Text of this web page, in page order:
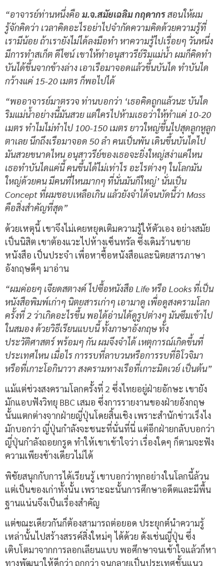
“อาจารย์ท่านหนึ่งคือ ม.จ.สมัยเฉลิม กฤดากรสอนให้ผม
รู้จักคิดว่า เวลาคิดอะไรอย่าไปจำกัดความคิดด้วยความรู้ที่
เรามีน้อย ถ้าเรายังไม่ได้ลงมือทำ หาความรู้ไปเรื่อยๆ วันหนึ่ง
มีการทำสเก็ต ดีไซน์ เขาให้ทำอนุสาวรีย์ริมแม่น้ำ ผมก็คิดทำ
บันได้ขึ้นจากข้างล่าง เอาเรือมาจอดแล้วขึ้นบันได ทำบันได
กว้างแค่ 15-20 เมตร ก็พอไปได้
“พออาจารย์มาตรวจ ท่านบอกว่า ‘เธอคิดถูกแล้วนะ บันได
ริมแม่น้ำอย่างนี้มันสวย แต่ใครไปห้ามเธอว่าให้ทำแค่ 10-20
เมตร ทำไมไม่ทำไป 100-150 เมตร ยาวใหญ่ขึ้นไปสุดลูกหูลูก
ตาเลย นึกถึงเรือมาจอด 50 ลำ คนเป็นพัน เดินขึ้นบันไดไป
มันสวยขนาดไหน อนุสาวรีย์ของเธอจะยิ่งใหญ่สง่าแค่ไหน
เธอทำบันไดแค่นี้ คนขึ้นได้ไม่เท่าไร อะไรต่างๆ ในโลกมัน
ใหญ่ด้วยคน มีคนที่ไหนมากๆ ที่นั่นมันก็ใหญ่’ นั่นเป็น
Concept ที่ผมชอบเหลือเกิน แล้วยังจำได้จนบัดนี้ว่า Mass
คือสิ่งสำคัญที่สุด”
ด้วยเหตุนี้ เขาจึงไม่เคยหยุดเติมความรู้ให้ตัวเอง อย่างสมัย
เป็นนิสิต เขาต้องแวะไปห้างเซ็นทรัล ซึ่งเดิมร้านขาย
หนังสือ เป็นประจำ เพื่อหาซื้อหนังสือและนิตยสารภาษา
อังกฤษดีๆ มาอ่าน
“ผมค่อยๆ เจียดสตางค์ ไปซื้อหนังสือ Life หรือ Looks ที่เป็น
หนังสือพิมพ์เก่าๆ นิตยสารเก่าๆ เอามาดู เพื่อดูสงครามโลก
ครั้งที่ 2 ว่าเกิดอะไรขึ้น พอได้อ่านได้ดูรูปต่างๆ มันซึมเข้าไป
ในสมอง ด้วยวิธีเรียนแบบนี้ ทั้งภาษาอังกฤษ ทั้ง
ประวัติศาสตร์ พร้อมๆ กัน ผมจึงจำได้ เหตุการณ์เกิดขึ้นที่
ประเทศไหน เมื่อไร การรบที่ลาบวนหรือการรบที่อิโวจิมา
หรือที่เกาะโอกินาวา สงครามทางเรือที่เกาะมิดเวย์ เป็นต้น”
แม้แต่ช่วงสงครามโลกครั้งที่ 2 ซึ่งไทยอยู่ฝ่ายอักษะ เขายัง
มักแอบฟังวิทยุ BBC เสมอ ซึ่งการรายงานของฝ่ายอังกฤษ
นั้นแตกต่างจากฝ่ายญี่ปุ่นโดยสิ้นเชิง เพราะสำนักข่าวเร็งไง
มักบอกว่า ญี่ปุ่นกำลังจะชนะที่นั่นที่นี่ แต่อีกฝ่ายกลับบอกว่า
ญี่ปุ่นกำลังถอยกรูด ทำให้เขาเข้าใจว่า เรื่องใดๆ ก็ตามจะฟัง
ความเพียงข้างเดียวไม่ได้
พิชัยสนุกกับการได้เรียนรู้ เขาบอกว่าทุกอย่างในโลกนี้ล้วน
แต่เป็นของเก่าทั้งนั้น เพราะฉะนั้นการศึกษาอดีตและมีพื้น
ฐานแน่นจึงเป็นเรื่องสำคัญ
แต่ขณะเดียวกันก็ต้องสามารถต่อยอด ประยุกต์นำความรู้
เหล่านั้นไปสร้างสรรค์สิ่งใหม่ๆ ได้ด้วย ดังเช่นญี่ปุ่น ซึ่ง
เติบโตมาจากการลอกเลียนแบบ พอศึกษาจนเข้าใจแล้วก็หา
ทางพัฒนาให้ดีกว่า ถูกกว่า จนกลายเป็นประเทศชั้นแนว